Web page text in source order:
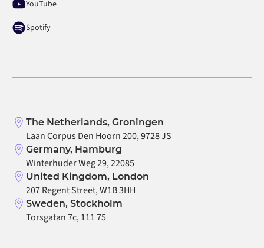
YouTube
Spotify
The Netherlands, Groningen
Laan Corpus Den Hoorn 200, 9728 JS
Germany, Hamburg
Winterhuder Weg 29, 22085
United Kingdom, London
207 Regent Street, W1B 3HH
Sweden, Stockholm
Torsgatan 7c, 111 75